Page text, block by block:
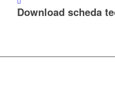
Download scheda